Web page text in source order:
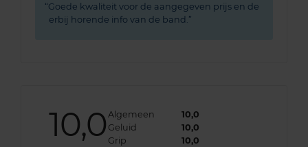
Goede kwaliteit voor de aangegeven prijs en de
erbij horende info van de band.
10,0 Algemeen
10,0
Geluid
10,0
Grip
10,0